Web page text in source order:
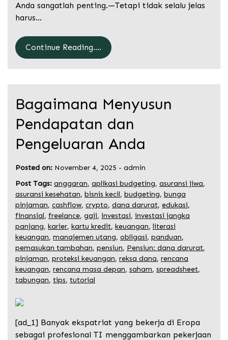
Anda sangatlah penting.—Tetapi tidak selalu jelas
harus…
Continue Reading....
Bagaimana Menyusun
Pendapatan dan
Pengeluaran Anda
Posted on: November 4, 2025 - admin
Post Tags: anggaran, aplikasi budgeting, asuransi jiwa,
asuransi kesehatan, bisnis kecil, budgeting, bunga
pinjaman, cashflow, crypto, dana darurat, edukasi,
finansial, freelance, gaji, investasi, investasi jangka
panjang, karier, kartu kredit, keuangan, literasi
keuangan, manajemen utang, obligasi, panduan,
pemasukan tambahan, pensiun, Pensiun: dana darurat,
pinjaman, proteksi keuangan, reksa dana, rencana
keuangan, rencana masa depan, saham, spreadsheet,
tabungan, tips, tutorial
[ad_1] Banyak ekspatriat yang bekerja di Eropa
sebagai profesional TI menggambarkan pekerjaan